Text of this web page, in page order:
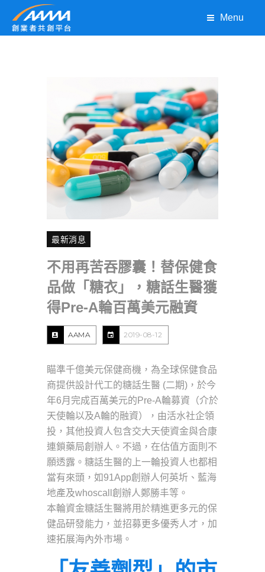
Menu
最新消息
不用再苦吞膠囊！替保健食
品做「糖衣」，糖話生醫獲
得Pre-A輪百萬美元融資
AAMA 2019-08-12
瞄準千億美元保健商機，為全球保健食品
商提供設計代工的糖話生醫 (二期)，於今
年6月完成百萬美元的Pre-A輪募資（介於
天使輪以及A輪的融資），由活水社企領
投，其他投資人包含交大天使資金與合康
連鎖藥局創辦人。不過，在估值方面則不
願透露。糖話生醫的上一輪投資人也都相
當有來頭，如91App創辦人何英圻、藍海
地產及whoscall創辦人鄭勝丰等。
本輪資金糖話生醫將用於精進更多元的保
健品研發能力，並招募更多優秀人才，加
速拓展海內外市場。